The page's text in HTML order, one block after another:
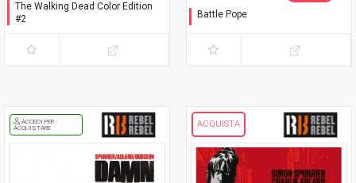
The Walking Dead Color Edition
#2
Battle Pope
ACCEDI PER
ACQUISTARE
ACQUISTA